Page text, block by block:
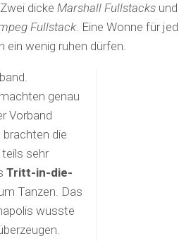
Zwei dicke Marshall Fullstacks
Fullstack. Eine Wonne für
ein wenig ruhen dürfen.
machten genau
Vorband
die
sehr
Tritt-in-die-
Tanzen. Das
wusste